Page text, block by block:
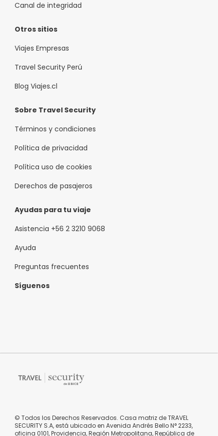
Canal de integridad
Otros sitios
Viajes Empresas
Travel Security Perú
Blog Viajes.cl
Sobre Travel Security
Términos y condiciones
Política de privacidad
Política uso de cookies
Derechos de pasajeros
Ayudas para tu viaje
Asistencia +56 2 3210 9068
Ayuda
Preguntas frecuentes
Síguenos
© Todos los Derechos Reservados. Casa matriz de TRAVEL
SECURITY S.A, está ubicado en Avenida Andrés Bello N° 2233,
oficina 0101, Providencia, Región Metropolitana, República de